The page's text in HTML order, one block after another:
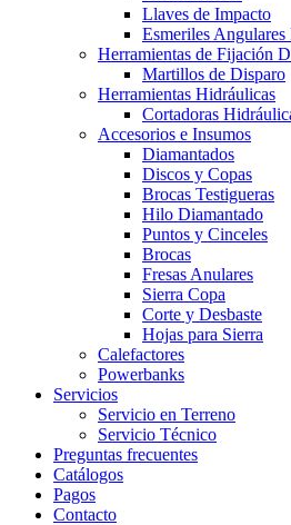
Llaves de Impacto
Esmeriles
Herramientas de Fijación
Martillos de Disparo
Herramientas Hidráulicas
Cortadoras
Accesorios e Insumos
Diamantados
Discos y Copas
Brocas Testigueras
Hilo Diamantado
Puntos y Cinceles
Brocas
Fresas Anulares
Sierra Copa
Corte y Desbaste
Hojas para Sierra
Calefactores
Powerbanks
Servicios
Servicio en Terreno
Servicio Técnico
Preguntas frecuentes
Catálogos
Pagos
Contacto